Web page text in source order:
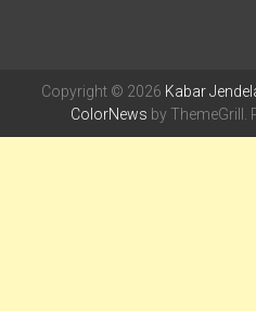
Copyright © 2026 Kabar
ColorNews by ThemeGrill.